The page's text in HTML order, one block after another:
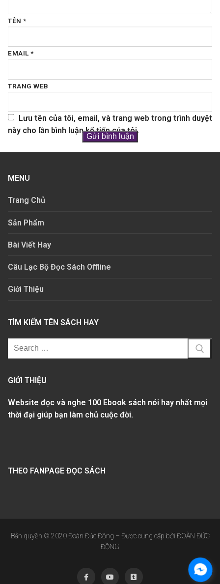
TÊN *
EMAIL *
TRANG WEB
Lưu tên của tôi, email, và trang web trong trình duyệt
này cho lần bình luận kế tiếp của tôi.
MENU
Trang Chủ
Sản Phẩm
Bài Viết Hay
Câu Lạc Bộ Đọc Sách Offline
Giới Thiệu
TÌM KIẾM TÊN SÁCH HAY
GIỚI THIỆU
Website đọc và nghe 100 Ebook sách nói hay nhất mọi
thời đại giúp bạn làm chủ cuộc đời.
THEO FANPAGE ĐỌC SÁCH
Bản quyền © 2020 Đoàn Đức Đồng – Được cung cấp bởi ĐOÀN ĐỨC
ĐỒNG